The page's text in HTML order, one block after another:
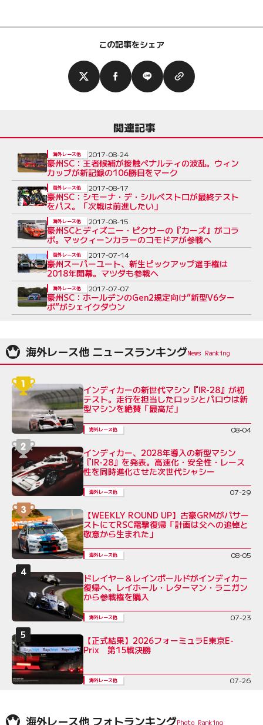
この記事をシェア
関連記事
豪州SC：王者候補が接触ペナルティの波乱。ウィン
カップが新記録の106勝目をマーク
海外レース他 2017-08-24
豪州SC：シモーナ・デ・シルベストロが最終テスト
をパス。「次戦は前進したい」
海外レース他 2017-08-17
豪州SCとディズニー・ピクサーの『カーズ』がコラ
ボ。マックィーンカラーのコモドアが参戦へ
海外レース他 2017-08-15
豪州スーパーユート、新生ピックアップ選手権は
2018年開幕。マツダも参戦へ
海外レース他 2017-07-14
豪州SC：ホールデンのGen2規定向け”新型V6ター
ボ”がシェイクダウン
海外レース他 2017-07-07
海外レース他 ニュースランキング
インディカーの新世代マシン『IR-28』が初
テスト。走行を担当したロッシとパロウは新
型マシンを絶賛「最高だ」
海外レース他 08-04
インディカー、2028年導入の新型マシン
『IR-28』を発表。高速化・安全性・レース
性を同時進化させた次世代シャシー
海外レース他 07-29
【WEEKLY ROUND UP】古豪GRMがバサー
ストにてRSC電撃復帰「計画は父への追悼と
敬意から生まれた」
海外レース他 08-05
ドレイヤー＆レインボールドがインディカー
復帰へ。レイホール・レターマン・ラニガン
から参戦権を購入
海外レース他 07-23
【正式結果】2026フォーミュラE東京E-
Prix 第15戦決勝
海外レース他 07-26
海外レース他 フォトランキング